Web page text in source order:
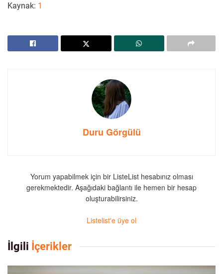
Kaynak: 1
Duru Görgülü
Yorum yapabilmek için bir ListeList hesabınız olması
gerekmektedir. Aşağıdaki bağlantı ile hemen bir hesap
oluşturabilirsiniz.
Listelist'e üye ol
İlgili İçerikler